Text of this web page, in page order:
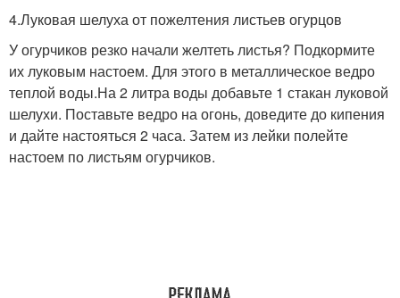
4.Луковая шелуха от пожелтения листьев огурцов
У огурчиков резко начали желтеть листья? Подкормите
их луковым настоем. Для этого в металлическое ведро
теплой воды.На 2 литра воды добавьте 1 стакан луковой
шелухи. Поставьте ведро на огонь, доведите до кипения
и дайте настояться 2 часа. Затем из лейки полейте
настоем по листьям огурчиков.